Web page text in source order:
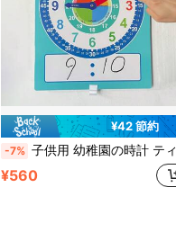
¥42 節約
-7% 子供用 幼稚園の時計 ティーチング デモンストレーション 分針と時針を学ぶ 時間学習エッセンシャル ホームスクール用品
¥560